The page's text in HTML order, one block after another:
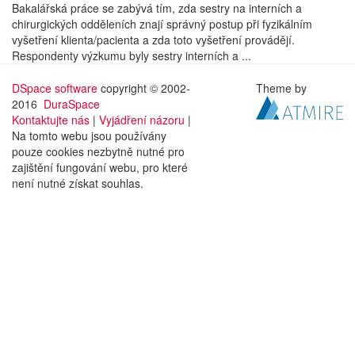
Bakalářská práce se zabývá tím, zda sestry na interních a
chirurgických odděleních znají správný postup při fyzikálním
vyšetření klienta/pacienta a zda toto vyšetření provádějí.
Respondenty výzkumu byly sestry interních a ...
DSpace software copyright © 2002-
2016 DuraSpace
Kontaktujte nás | Vyjádření názoru |
Na tomto webu jsou používány
pouze cookies nezbytně nutné pro
zajištění fungování webu, pro které
není nutné získat souhlas.
Theme by